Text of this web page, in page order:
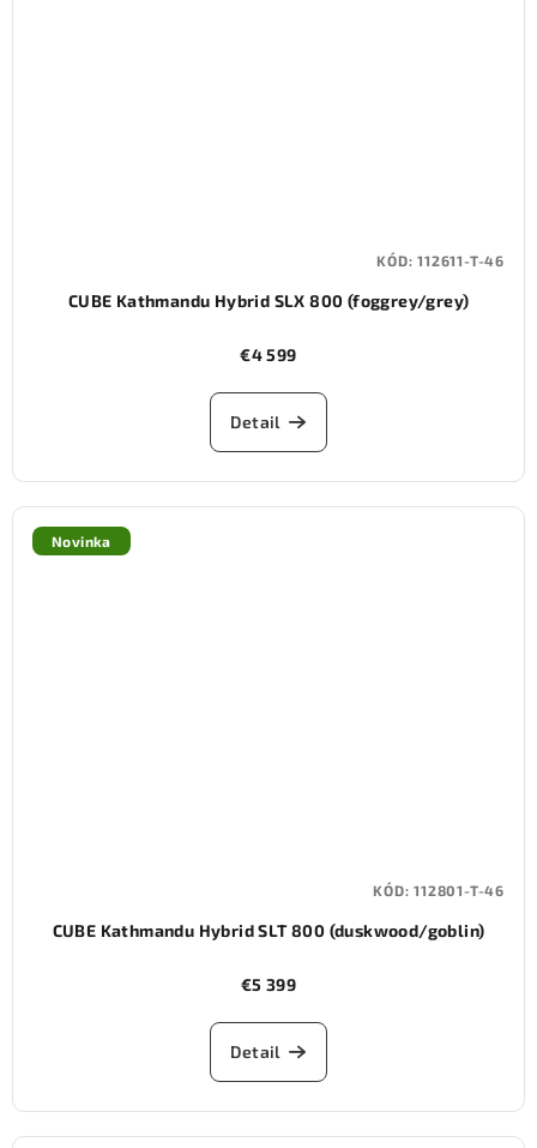
CUBE Kathmandu Hybrid SLX 800 (foggrey/grey)
€4 599
Detail
KÓD:112611-T-46
Novinka
CUBE Kathmandu Hybrid SLT 800 (duskwood/goblin)
€5 399
Detail
KÓD:112801-T-46